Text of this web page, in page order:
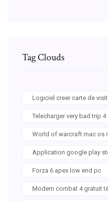
Tag Clouds
Logiciel creer carte de
Telecharger very bad trip 4
World of warcraft mac os
Application google play
Forza 6 apex low end pc
Modern combat 4 gratuit